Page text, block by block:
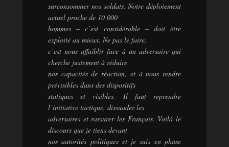
surconsommer nos soldats. Notre déploiement
actuel proche de 10 000
hommes – c’est considérable – doit être
exploité au mieux. Ne pas le faire,
c’est nous affaiblir face à un adversaire qui
cherche justement à réduire
nos capacités de réaction, et à nous rendre
prévisibles dans des dispositifs
statiques et visibles. Il faut reprendre
l’initiative tactique, dissuader les
adversaires et rassurer les Français. Voilà le
discours que je tiens devant
nos autorités politiques et je suis en phase